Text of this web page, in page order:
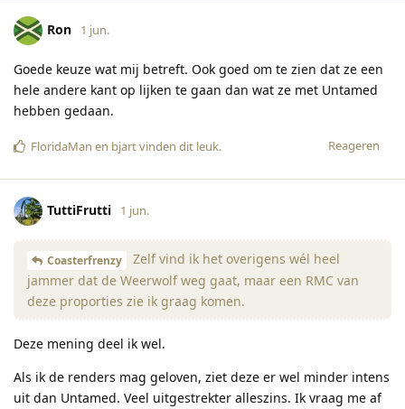
Ron 1 jun.
Goede keuze wat mij betreft. Ook goed om te zien dat ze een
hele andere kant op lijken te gaan dan wat ze met Untamed
hebben gedaan.
Reageren
FloridaMan en bjartvinden dit leuk.
TuttiFrutti 1 jun.
Coasterfrenzy
Zelf vind ik het overigens wél heel
jammer dat de Weerwolf weg gaat, maar een RMC van
deze proporties zie ik graag komen.
Deze mening deel ik wel.
Als ik de renders mag geloven, ziet deze er wel minder intens
uit dan Untamed. Veel uitgestrekter alleszins. Ik vraag me af